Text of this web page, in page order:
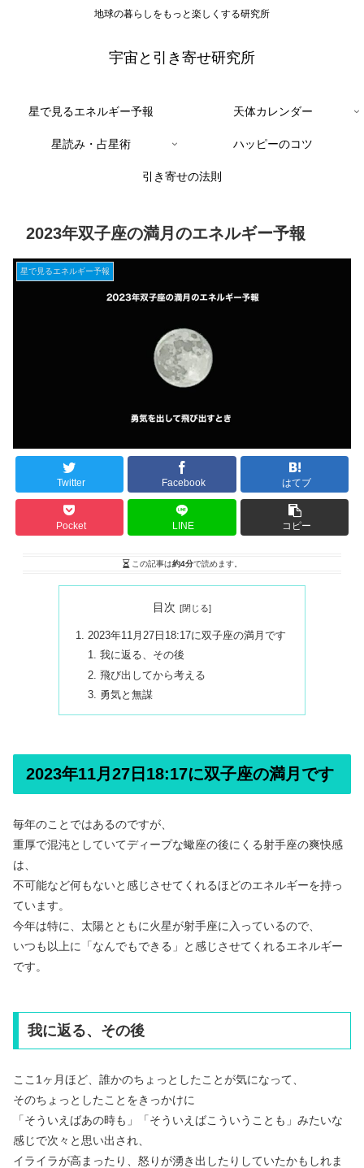
地球の暮らしをもっと楽しくする研究所
宇宙と引き寄せ研究所
星で見るエネルギー予報 天体カレンダー
星読み・占星術 ハッピーのコツ
引き寄せの法則
2023年双子座の満月のエネルギー予報
星で見るエネルギー予報
Twitter Facebook はてブ
Pocket LINE コピー
この記事は約4分で読めます。
目次
2023年11月27日18:17に双子座の満月です
我に返る、その後
飛び出してから考える
勇気と無謀
2023年11月27日18:17に双子座の満月です
毎年のことではあるのですが、
重厚で混沌としていてディープな蠍座の後にくる射手座の爽快感
は、
不可能など何もないと感じさせてくれるほどのエネルギーを持っ
ています。
今年は特に、太陽とともに火星が射手座に入っているので、
いつも以上に「なんでもできる」と感じさせてくれるエネルギー
です。
我に返る、その後
ここ1ヶ月ほど、誰かのちょっとしたことが気になって、
そのちょっとしたことをきっかけに
「そういえばあの時も」「そういえばこういうことも」みたいな
感じで次々と思い出され、
イライラが高まったり、怒りが湧き出したりしていたかもしれま